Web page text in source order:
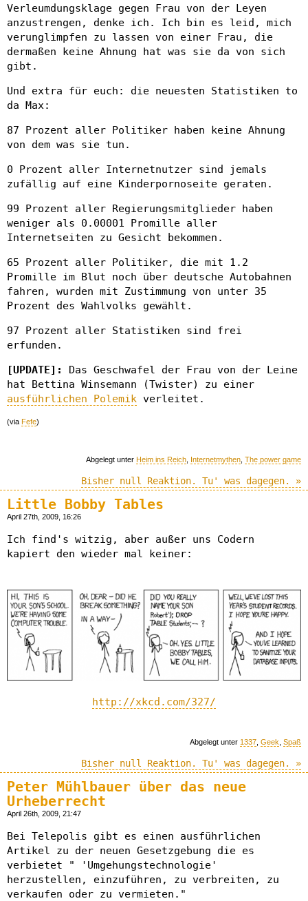
Verleumdungsklage gegen Frau von der Leyen
anzustrengen, denke ich. Ich bin es leid, mich
verunglimpfen zu lassen von einer Frau, die
dermaßen keine Ahnung hat was sie da von sich
gibt.
Und extra für euch: die neuesten Statistiken to
da Max:
87 Prozent aller Politiker haben keine Ahnung
von dem was sie tun.
0 Prozent aller Internetnutzer sind jemals
zufällig auf eine Kinderpornoseite geraten.
99 Prozent aller Regierungsmitglieder haben
weniger als 0.00001 Promille aller
Internetseiten zu Gesicht bekommen.
65 Prozent aller Politiker, die mit 1.2
Promille im Blut noch über deutsche Autobahnen
fahren, wurden mit Zustimmung von unter 35
Prozent des Wahlvolks gewählt.
97 Prozent aller Statistiken sind frei
erfunden.
[UPDATE]:
Das Geschwafel der Frau von der Leine
hat Bettina Winsemann (Twister) zu einer
ausführlichen Polemik verleitet.
(via Fefe)
Abgelegt unter Heim ins Reich Internetmythen The power game
Bisher null Reaktion. Tu' was dagegen. »
Little Bobby Tables
April 27th, 2009, 16:26
Ich find's witzig, aber außer uns Codern
kapiert den wieder mal keiner:
http://xkcd.com/327/
Abgelegt unter 1337 Geek Spaß
Bisher null Reaktion. Tu' was dagegen. »
Peter Mühlbauer über das neue
Urheberrecht
April 26th, 2009, 21:47
Bei Telepolis gibt es einen ausführlichen
Artikel zu der neuen Gesetzgebung die es
verbietet " 'Umgehungstechnologie'
herzustellen, einzuführen, zu verbreiten, zu
verkaufen oder zu vermieten."